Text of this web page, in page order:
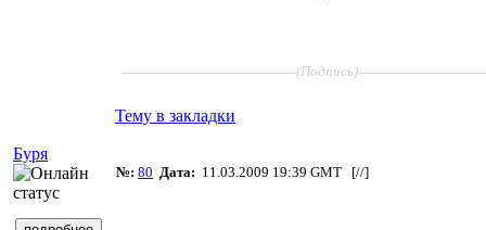
(Подпись)
Тему в закладки
Буря
№: 80 Дата: 11.03.2009 19:39 GMT [//]